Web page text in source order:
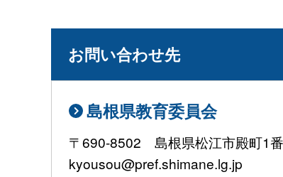
お問い合わせ先
島根県教育委員会
〒690-8502 島根県松江市殿町1
kyousou@pref.shimane.lg.jp